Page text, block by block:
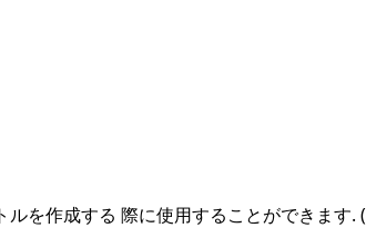
ルを作成する 際に使用することができます. (